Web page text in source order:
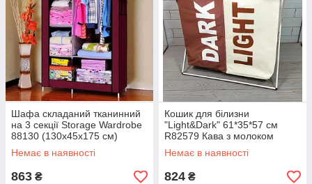
Шафа складаний тканинний
на 3 секції Storage Wardrobe
88130 (130х45х175 см)
Немає в наявності
863 ₴
Кошик для білизни
"Light&Dark" 61*35*57 см
R82579 Кава з молоком
Немає в наявності
824 ₴